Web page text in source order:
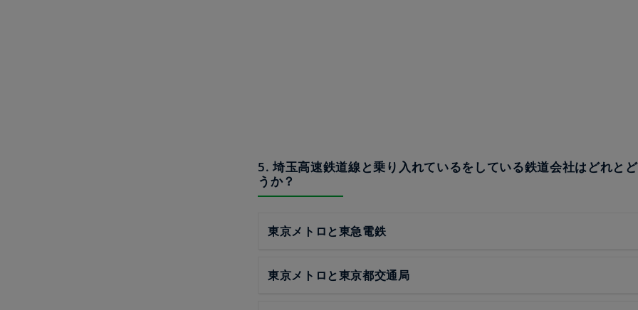
5. 埼玉高速鉄道線と乗り入れているをしている鉄道会社はどれと
うか？
東京メトロと東急電鉄
東京メトロと東京都交通局